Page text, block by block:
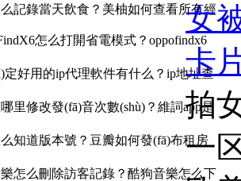
記錄當天飲食？美柚如何查看所有經
怎么打開省電模式？oppofindx6
定好用的ip代理軟件有什么？ip地址查
里修改發(fā)音次數(shù)？維詞app是
知道版本號？豆瓣如何發(fā)布租房
怎么刪除訪客記錄？酷狗音樂怎么下
女
卡